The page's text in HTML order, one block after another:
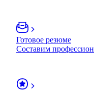
Готовое резюме
Составим